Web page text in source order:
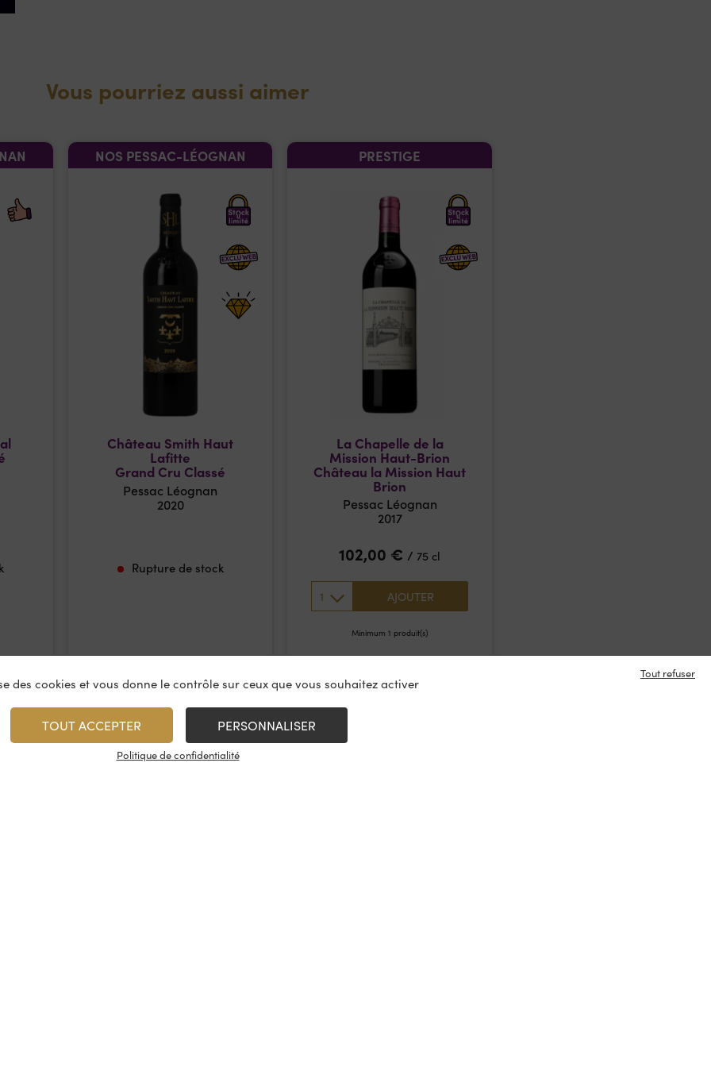
Vous pourriez aussi aimer
NOS PESSAC-LÉOGNAN
Château Smith Haut
Lafitte
Grand Cru Classé
Pessac Léognan
2020
Rupture de stock
PRESTIGE
La Chapelle de la
Mission Haut-Brion
Château la Mission Haut
Brion
Pessac Léognan
2017
102,00 € / 75 cl
1 AJOUTER
Minimum 1 produit(s)
En stock
des cookies et vous donne le contrôle sur ceux que vous souhaitez activer
TOUT ACCEPTER
Tout refuser
PERSONNALISER
Politique de confidentialité